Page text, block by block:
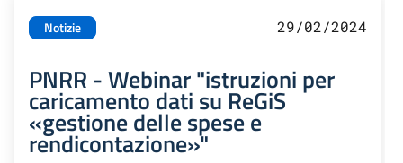
Notizie 29/02/2024
PNRR - Webinar "istruzioni per
caricamento dati su ReGiS
«gestione delle spese e
rendicontazione»"